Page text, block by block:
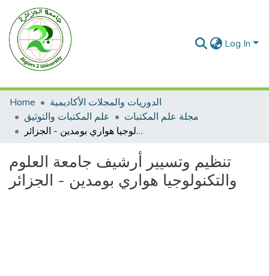
Log In
Home
الدوريات والمجلات الأكاديمية
علم المكتبات والتوثيق
مجلة علم المكتبات
تنظيم وتسيير أرشيف جامعة العلوم والتكنولوجيا هواري بومدين - الجزائر
تنظيم وتسيير أرشيف جامعة العلوم
والتكنولوجيا هواري بومدين - الجزائر